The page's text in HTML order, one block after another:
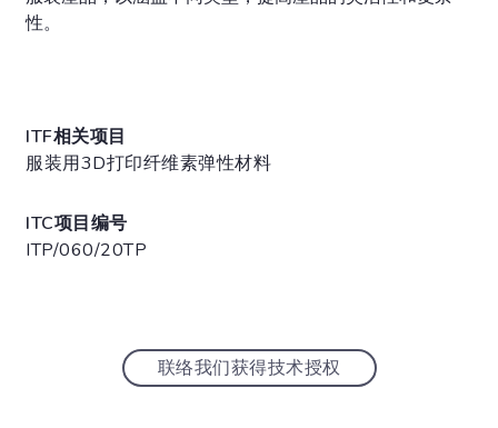
性。
ITF相关项目
服装用3D打印纤维素弹性材料
ITC项目编号
ITP/060/20TP
联络我们获得技术授权